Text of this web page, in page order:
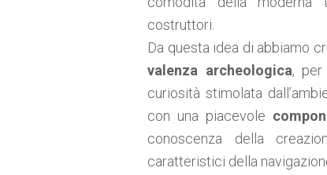
costruttori.
Da questa idea di abbiamo
valenza archeologica, per
curiosità stimolata
con una piacevole
conoscenza della
caratteristici della